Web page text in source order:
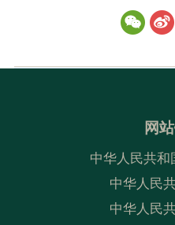
网
中华人民共和
中华人民
中华人民